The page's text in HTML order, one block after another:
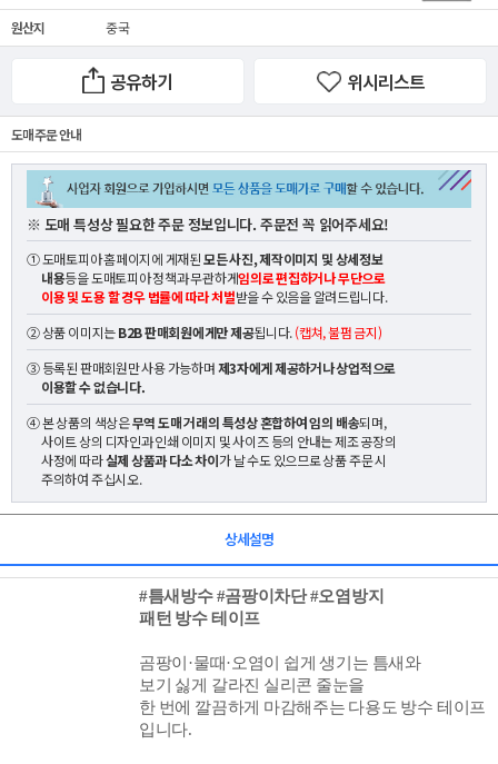
원산지 중국
공유하기 위시리스트
도매 주문 안내
※ 도매 특성상 필요한 주문 정보입니다. 주문전 꼭 읽어주세요!
① 도매토피아 홈페이지에 게재된모든 사진, 제작이미지 및 상세정보
내용등을 도매토피아 정책과 무관하게임의로 편집하거나 무단으로
이용 및 도용 할 경우 법률에 따라 처벌받을 수 있음을 알려드립니다.
② 상품 이미지는B2B 판매회원에게만 제공됩니다.(캡쳐, 불펌 금지)
③ 등록된 판매회원만 사용 가능하며제3자에게 제공하거나 상업적으로
이용할 수 없습니다.
④ 본 상품의 색상은무역 도매 거래의 특성상 혼합하여 임의 배송되며,
사이트 상의 디자인과 인쇄 이미지 및 사이즈 등의 안내는 제조 공장의
사정에 따라실제 상품과 다소 차이가 날 수도 있으므로 상품 주문 시
주의하여 주십시오.
상세설명
#틈새방수 #곰팡이차단 #오염 방지
패턴 방수 테이프
곰팡이·물때·오염이
쉽게 생기는 틈새와
보기 싫게 갈라진 실리콘 줄눈을
한 번에 깔끔하게 마감해주는 다용도 방수 테이프
입니다.